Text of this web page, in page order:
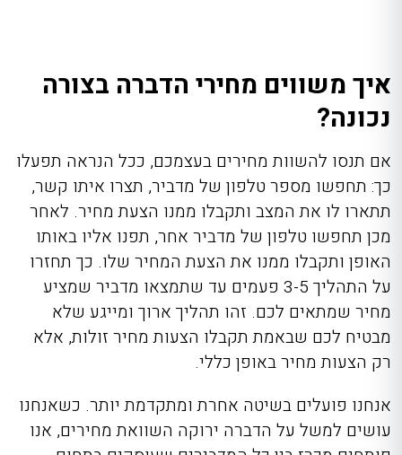
איך משווים מחירי הדברה בצורה
נכונה?
אם תנסו להשוות מחירים בעצמכם, ככל הנראה תפעלו
כך: תחפשו מספר טלפון של מדביר, תצרו איתו קשר,
תתארו לו את המצב ותקבלו ממנו הצעת מחיר. לאחר
מכן תחפשו טלפון של מדביר אחר, תפנו אליו באותו
האופן ותקבלו ממנו את הצעת המחיר שלו. כך תחזרו
על התהליך 3-5 פעמים עד שתמצאו מדביר שמציע
מחיר שמתאים לכם. זהו תהליך ארוך ומייגע שלא
מבטיח לכם שבאמת תקבלו הצעות מחיר זולות, אלא
רק הצעות מחיר באופן כללי.
אנחנו פועלים בשיטה אחרת ומתקדמת יותר. כשאנחנו
עושים למשל על הדברה ירוקה השוואת מחירים, אנו